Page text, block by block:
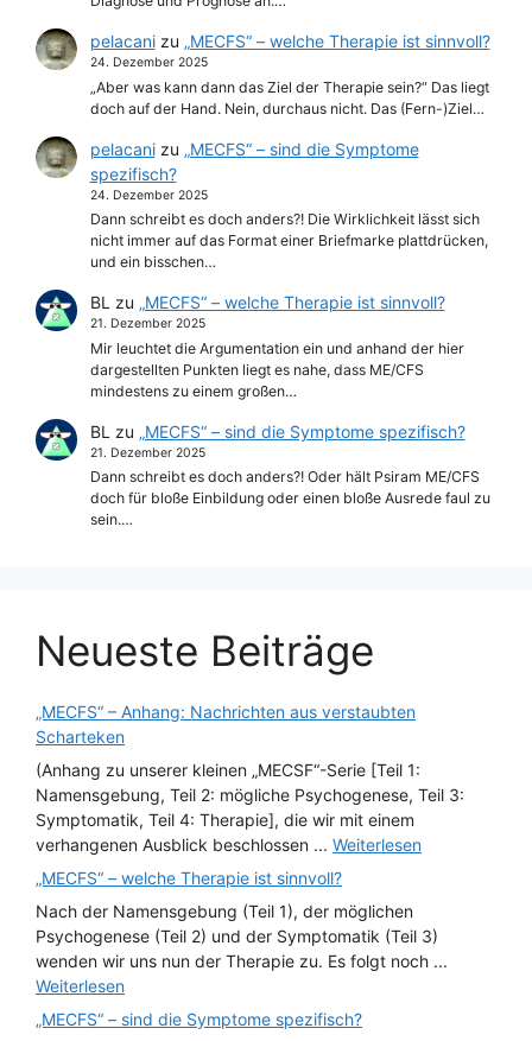
pelacanizu „MECFS“ – welche Therapie ist sinnvoll?
24. Dezember 2025
„Aber was kann dann das Ziel der Therapie sein?“ Das liegt
doch auf der Hand. Nein, durchaus nicht. Das (Fern-)Ziel…
pelacanizu „MECFS“ – sind die Symptome
spezifisch?
24. Dezember 2025
Dann schreibt es doch anders?! Die Wirklichkeit lässt sich
nicht immer auf das Format einer Briefmarke plattdrücken,
und ein bisschen…
BL zu „MECFS“ – welche Therapie ist sinnvoll?
21. Dezember 2025
Mir leuchtet die Argumentation ein und anhand der hier
dargestellten Punkten liegt es nahe, dass ME/CFS
mindestens zu einem großen…
BL zu „MECFS“ – sind die Symptome spezifisch?
21. Dezember 2025
Dann schreibt es doch anders?! Oder hält Psiram ME/CFS
doch für bloße Einbildung oder einen bloße Ausrede faul zu
sein.…
Neueste Beiträge
„MECFS“ – Anhang: Nachrichten aus verstaubten
Scharteken
(Anhang zu unserer kleinen „MECSF“-Serie [Teil 1:
Namensgebung, Teil 2: mögliche Psychogenese, Teil 3:
Symptomatik, Teil 4: Therapie], die wir mit einem
verhangenen Ausblick beschlossen ... Weiterlesen
„MECFS“ – welche Therapie ist sinnvoll?
Nach der Namensgebung (Teil 1), der möglichen
Psychogenese (Teil 2) und der Symptomatik (Teil 3)
wenden wir uns nun der Therapie zu. Es folgt noch ...
Weiterlesen
„MECFS“ – sind die Symptome spezifisch?